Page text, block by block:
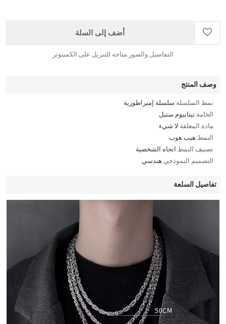
أضف إلى السلة
التفاصيل والصور متاحة للتنزيل على الكمبيوتر
وصف المنتج
نمط السلسلة:سلسلة إمبراطورية
الخامة:تيتانيوم ستيل
مادة المعلقة:لا شيء
النمط:هيب هوب
تصنيف النمط:اتجاه الشخصية
التصميم النموذجي:هندسي
تفاصيل السلعة